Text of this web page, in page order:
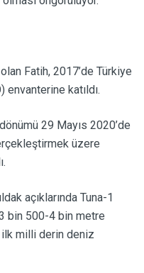
Fatih, 2017’de Türkiye
envanterine katıldı.
29 Mayıs 2020’de
üzere
açıklarında Tuna-1
bin 500-4 bin metre
milli derin deniz